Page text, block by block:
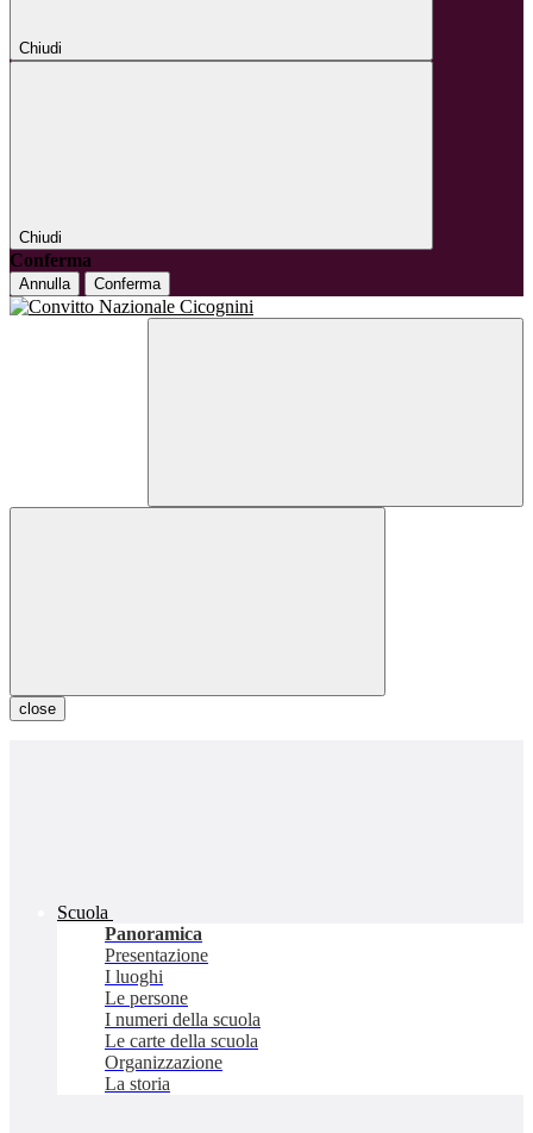
Chiudi
Chiudi
Conferma
Annulla Conferma
close
Scuola
Panoramica
Presentazione
I luoghi
Le persone
I numeri della scuola
Le carte della scuola
Organizzazione
La storia